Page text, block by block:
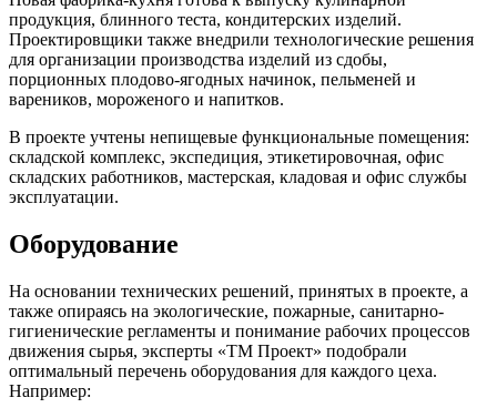
продукция, блинного теста, кондитерских изделий.
Проектировщики также внедрили технологические решения
для организации производства изделий из сдобы,
порционных плодово-ягодных начинок, пельменей и
вареников, мороженого и напитков.
В проекте учтены непищевые функциональные помещения:
складской комплекс, экспедиция, этикетировочная, офис
складских работников, мастерская, кладовая и офис службы
эксплуатации.
Оборудование
На основании технических решений, принятых в проекте, а
также опираясь на экологические, пожарные, санитарно-
гигиенические регламенты и понимание рабочих процессов
движения сырья, эксперты «ТМ Проект» подобрали
оптимальный перечень оборудования для каждого цеха.
Например: